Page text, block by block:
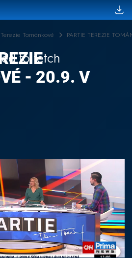
Terezie Tománkové PARTIE TEREZIE
to fetch
- 20.9. V